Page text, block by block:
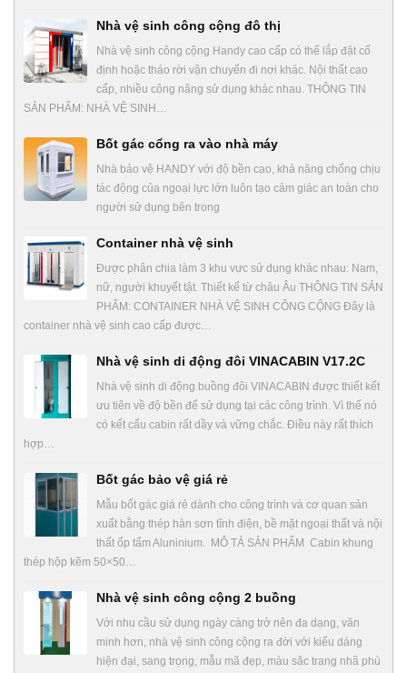
Nhà vệ sinh công cộng đô thị
Nhà vệ sinh công cộng Handy cao cấp có thể lắp đặt cố
định hoặc tháo rời vận chuyển đi nơi khác. Nội thất cao
cấp, nhiều công năng sử dụng khác nhau. THÔNG TIN
SẢN PHẨM: NHÀ VỆ SINH…
Bốt gác cổng ra vào nhà máy
Nhà bảo vệ HANDY với độ bền cao, khả năng chống chịu
tác động của ngoại lực lớn luôn tạo cảm giác an toàn cho
người sử dụng bên trong
Container nhà vệ sinh
Được phân chia làm 3 khu vực sử dụng khác nhau: Nam,
nữ, người khuyết tật. Thiết kế từ châu Âu THÔNG TIN SẢN
PHẨM: CONTAINER NHÀ VỆ SINH CÔNG CỘNG Đây là
container nhà vệ sinh cao cấp được…
Nhà vệ sinh di động đôi VINACABIN V17.2C
Nhà vệ sinh di động buồng đôi VINACABIN được thiết kết
ưu tiên về độ bền để sử dụng tại các công trình. Vì thế nó
có kết cấu cabin rất dầy và vững chắc. Điều này rất thích
hợp…
Bốt gác bảo vệ giá rẻ
Mẫu bốt gác giá rẻ dành cho công trình và cơ quan sản
xuất bằng thép hàn sơn tĩnh điện, bề mặt ngoại thất và nội
thất ốp tấm Aluninium. MÔ TẢ SẢN PHẨM Cabin khung
thép hộp kẽm 50×50…
Nhà vệ sinh công cộng 2 buồng
Với nhu cầu sử dụng ngày càng trở nên đa dạng, văn
minh hơn, nhà vệ sinh công cộng ra đời với kiểu dáng
hiện đại, sang trọng, mẫu mã đẹp, màu săc trang nhã phù